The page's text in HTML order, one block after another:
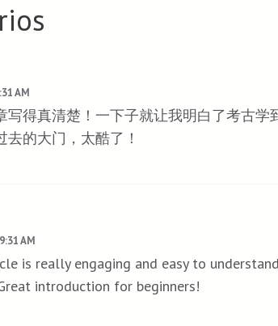
AM
写得真清楚！一下子就让我明白了考古
去的大门，太酷了！
AM
is really engaging and easy to
introduction for beginners!